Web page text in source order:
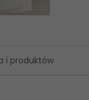
i produktów